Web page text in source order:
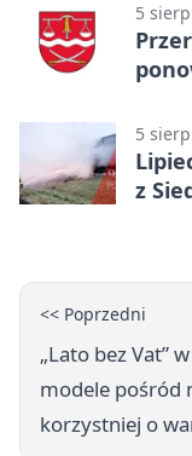
5
5
z
<< Poprzedni
„Lato bez Vat”
modele pośród
korzystniej o